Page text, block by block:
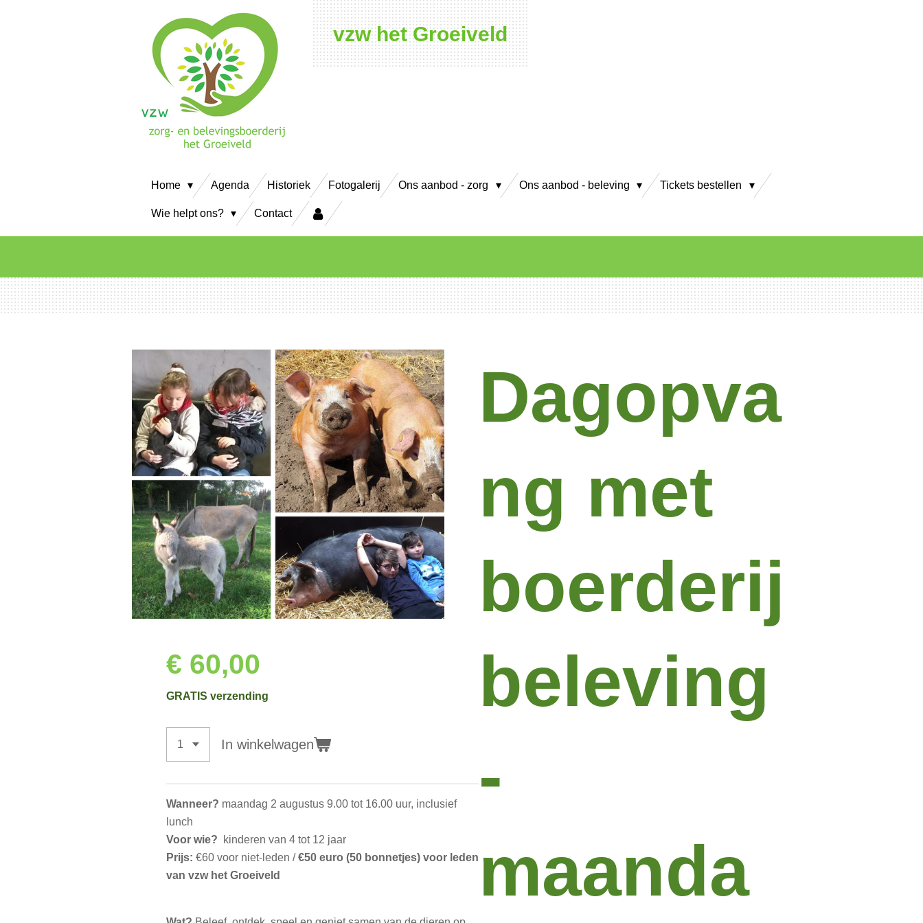
vzw het Groeiveld
Home Agenda Historiek Fotogalerij Ons aanbod - zorg Ons aanbod - beleving Tickets bestellen
Wie helpt ons? Contact
Dagopva
ng met
boerderij
beleving
-
maanda
€ 60,00
GRATIS verzending
In winkelwagen
Wanneer? maandag 2 augustus 9.00 tot 16.00 uur, inclusief
lunch
Voor wie? kinderen van 4 tot 12 jaar
Prijs: €60 voor niet-leden /€50 euro (50 bonnetjes) voor leden
van vzw het Groeiveld